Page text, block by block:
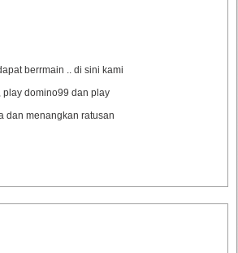
berrmain .. di sini kami
play domino99 dan play
dan menangkan ratusan